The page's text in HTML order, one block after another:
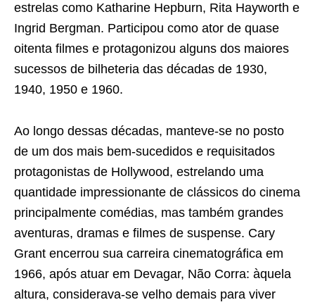
estrelas como Katharine Hepburn, Rita Hayworth e
Ingrid Bergman. Participou como ator de quase
oitenta filmes e protagonizou alguns dos maiores
sucessos de bilheteria das décadas de 1930,
1940, 1950 e 1960.
Ao longo dessas décadas, manteve-se no posto
de um dos mais bem-sucedidos e requisitados
protagonistas de Hollywood, estrelando uma
quantidade impressionante de clássicos do cinema
principalmente comédias, mas também grandes
aventuras, dramas e filmes de suspense. Cary
Grant encerrou sua carreira cinematográfica em
1966, após atuar em Devagar, Não Corra: àquela
altura, considerava-se velho demais para viver